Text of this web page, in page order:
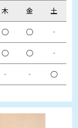
木 金 土
○ ○ ‐
○ ○ ‐
‐ ‐ ○